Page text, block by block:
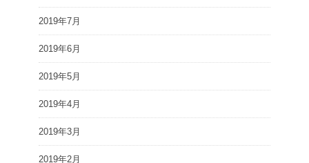
2019年7月
2019年6月
2019年5月
2019年4月
2019年3月
2019年2月